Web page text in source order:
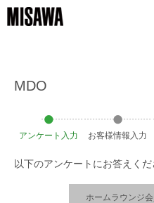
MDO
アンケート 入力 お客様情報 入力
以下のアンケートにお答えくだ
ホームラウンジ